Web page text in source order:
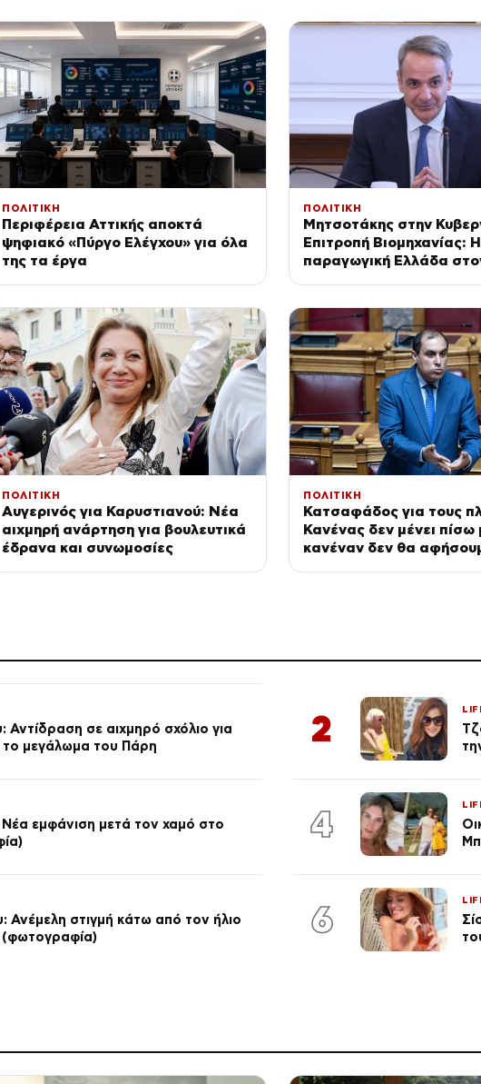
ΠΟΛΙΤΙΚΗ
Περιφέρεια Αττικής αποκτά
ψηφιακό «Πύργο Ελέγχου» για όλα
της τα έργα
ΠΟΛΙΤΙΚΗ
Μητσοτάκης στην
Επιτροπή Βιομηχανίας: Η
παραγωγική Ελλάδα
ΠΟΛΙΤΙΚΗ
Αυγερινός για Καρυστιανού: Νέα
αιχμηρή ανάρτηση για βουλευτικά
έδρανα και συνωμοσίες
ΠΟΛΙΤΙΚΗ
Κατσαφάδος για τους
Κανένας δεν μένει πίσω
κανέναν δεν θα
σε αιχμηρό σχόλιο για
μεγάλωμα του Πάρη
2
εμφάνιση μετά τον χαμό στο
4
Ανέμελη στιγμή κάτω από τον ήλιο
(φωτογραφία)
6